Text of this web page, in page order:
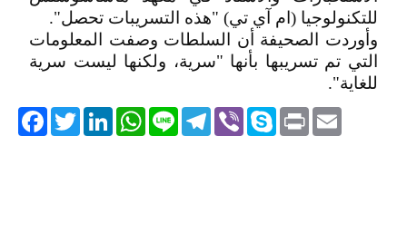
للتكنولوجيا (ام آي تي) "هذه التسريبات تحصل".
وأوردت الصحيفة أن السلطات وصفت المعلومات
التي تم تسريبها بأنها "سرية، ولكنها ليست سرية
للغاية".
TwitterLinkedIn
WhatsApp Line
Telegram ViberSkype PrintEmail